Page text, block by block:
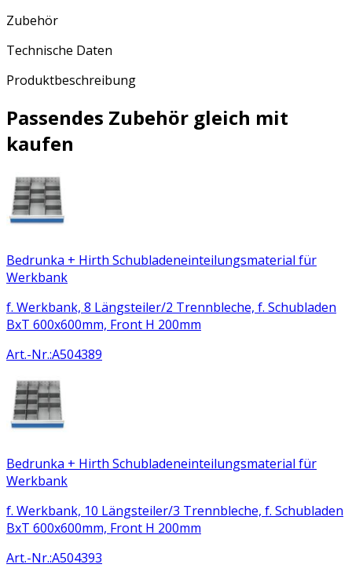
Zubehör
Technische Daten
Produktbeschreibung
Passendes Zubehör gleich mit
kaufen
Bedrunka + Hirth Schubladeneinteilungsmaterial für
Werkbank
f. Werkbank, 8 Längsteiler/2 Trennbleche, f. Schubladen
BxT 600x600mm, Front H 200mm
Art.-Nr.:A504389
Bedrunka + Hirth Schubladeneinteilungsmaterial für
Werkbank
f. Werkbank, 10 Längsteiler/3 Trennbleche, f. Schubladen
BxT 600x600mm, Front H 200mm
Art.-Nr.:A504393